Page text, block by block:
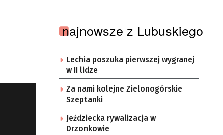
najnowsze z Lubuskiego
Lechia poszuka pierwszej wygranej
w II lidze
Za nami kolejne Zielonogórskie
Szeptanki
Jeździecka rywalizacja w
Drzonkowie